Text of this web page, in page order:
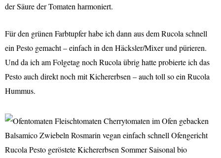
der Säure der Tomaten harmoniert.
Für den grünen Farbtupfer habe ich dann aus dem Rucola schnell
ein Pesto gemacht – einfach in den Häcksler/Mixer und pürieren.
Und da ich am Folgetag noch Rucola übrig hatte probierte ich das
Pesto auch direkt noch mit Kichererbsen – auch toll so ein Rucola
Hummus.